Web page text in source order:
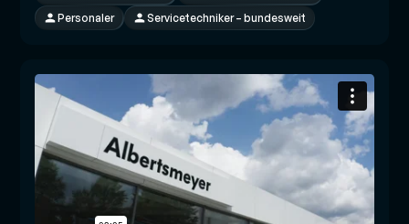
Personaler
Servicetechniker – bundesweit